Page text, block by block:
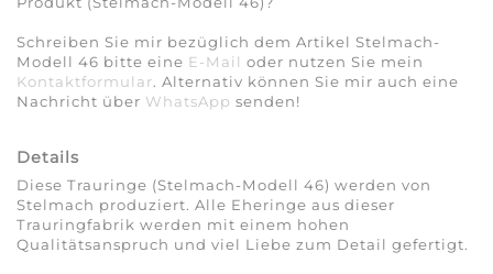
Schreiben Sie mir bezüglich dem Artikel Stelmach-
Modell 46 bitte eine E-Mail oder nutzen Sie mein
Kontaktformular. Alternativ können Sie mir auch eine
Nachricht über WhatsApp senden!
Details
Diese Trauringe (Stelmach-Modell 46) werden von
Stelmach produziert. Alle Eheringe aus dieser
Trauringfabrik werden mit einem hohen
Qualitätsanspruch und viel Liebe zum Detail gefertigt.